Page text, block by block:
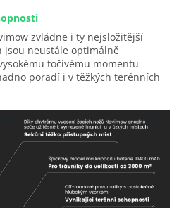
zvládne i ty nejsložitější
jsou neustále optimálně
točivému momentu
poradí i v těžkých terénních